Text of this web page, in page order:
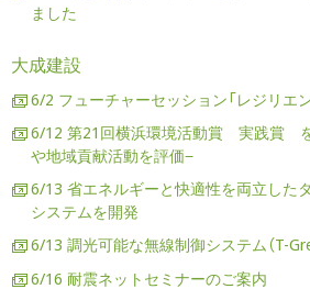
ました
大成建設
6/2 フューチャーセッション「レジリエ
6/12 第21回横浜環境活動賞 実践賞
や地域貢献活動を評価−
6/13 省エネルギーと快適性を両立した
システムを開発
6/13 調光可能な無線制御システム（T-
6/16 耐震ネットセミナーのご案内